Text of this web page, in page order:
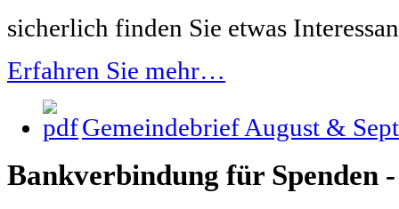
sicherlich finden Sie etwas
Erfahren Sie mehr…
Gemeindebrief August &
Bankverbindung für Spenden